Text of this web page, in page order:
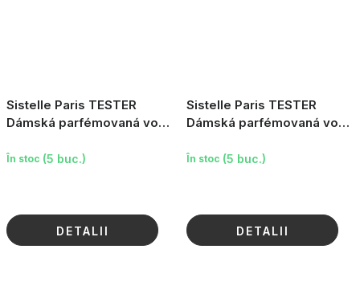
Sistelle Paris TESTER
Dámská parfémovaná voda
În stoc (5 buc.)
DETALII
Sistelle Paris TESTER
Dámská parfémovaná voda
În stoc (5 buc.)
DETALII